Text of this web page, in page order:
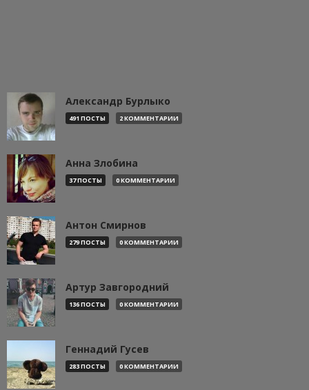
Александр Бурлыко
491 ПОСТЫ 2 КОММЕНТАРИИ
Анна Злобина
37 ПОСТЫ 0 КОММЕНТАРИИ
Антон Смирнов
279 ПОСТЫ 0 КОММЕНТАРИИ
Артур Завгородний
136 ПОСТЫ 0 КОММЕНТАРИИ
Геннадий Гусев
283 ПОСТЫ 0 КОММЕНТАРИИ